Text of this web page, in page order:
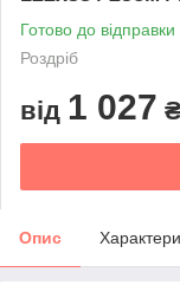
Готово до відправки
Роздріб
від 1 027
Опис